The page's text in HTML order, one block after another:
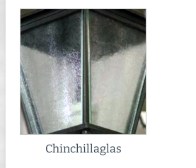
Chinchillaglas